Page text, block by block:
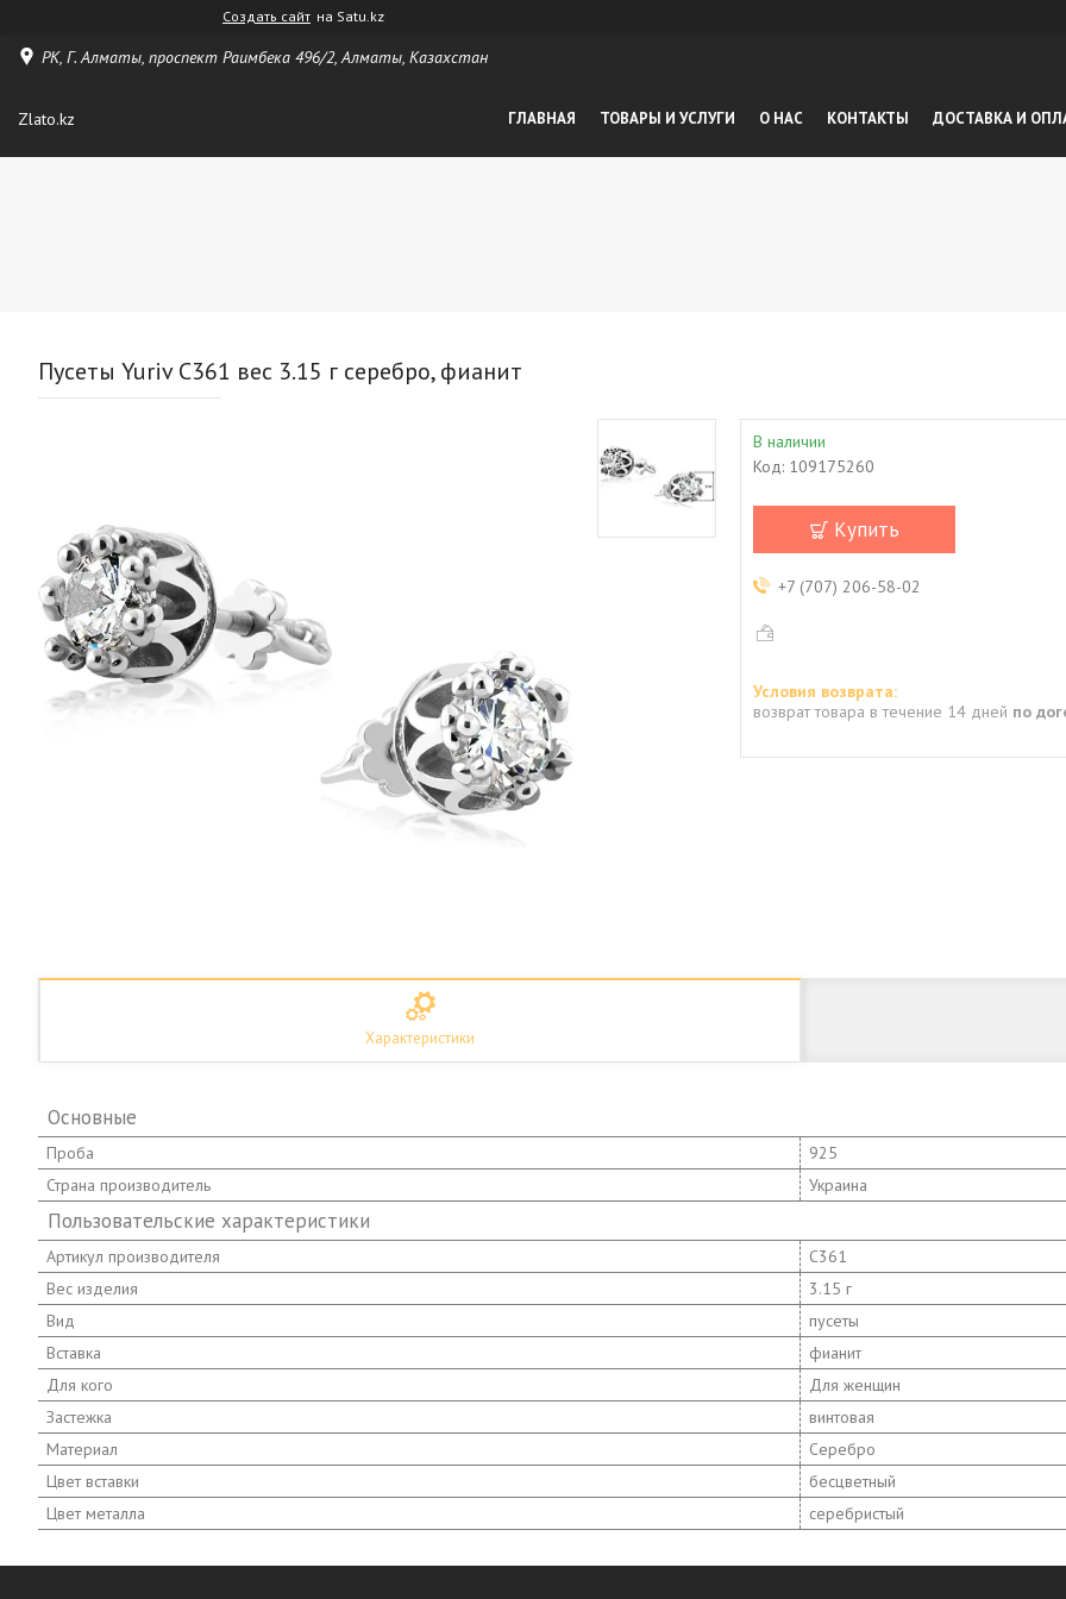
Создать сайт на Satu.kz
РК, Г. Алматы, проспект Раимбека 496/2, Алматы, Казахстан
Zlato.kz ГЛАВНАЯ ТОВАРЫ И УСЛУГИ О НАС КОНТАКТЫ ДОСТАВКА И
Пусеты Yuriv С361 вес 3.15 г серебро, фианит
В наличии
Код: 109175260
Купить
+7 (707) 206-58-02
возврат товара в течение 14 дней по
Характеристики
Основные
Проба
925
Страна производитель
Украина
Пользовательские характеристики
Артикул производителя
С361
Вес изделия
3.15 г
Вид
пусеты
Вставка
фианит
Для кого
Для женщин
Застежка
винтовая
Материал
Серебро
Цвет вставки
бесцветный
Цвет металла
серебристый